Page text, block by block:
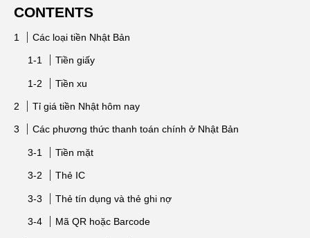
CONTENTS
Các loại tiền Nhật Bản
Tiền giấy
Tiền xu
Tỉ giá tiền Nhật hôm nay
Các phương thức thanh toán chính ở Nhật Bản
Tiền mặt
Thẻ IC
Thẻ tín dụng và thẻ ghi nợ
Mã QR hoặc Barcode